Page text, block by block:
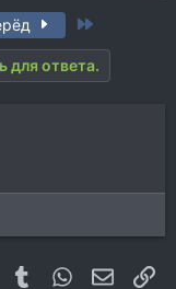
для ответа.
Pinterest
Tumblr WhatsApp